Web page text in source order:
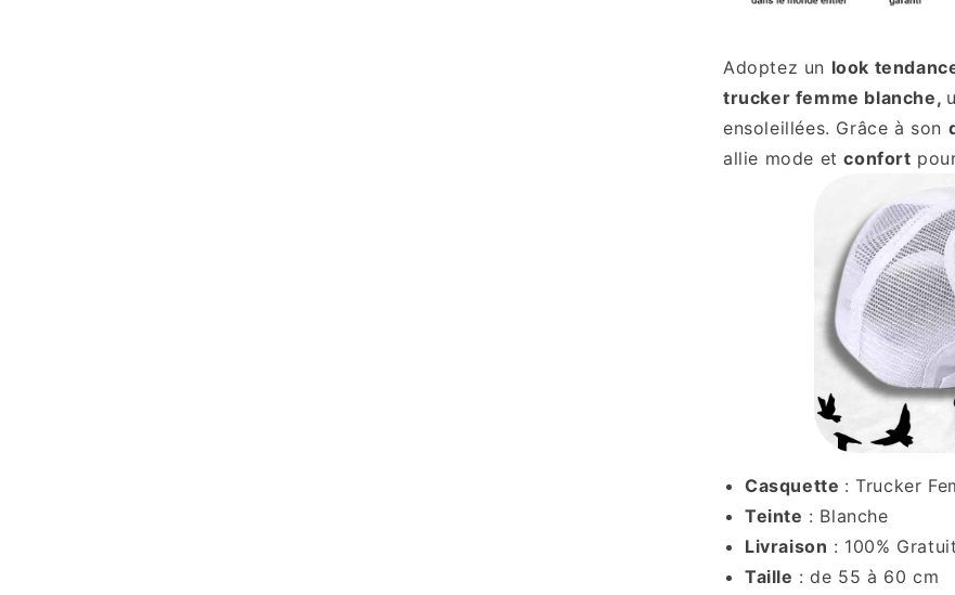
Adoptez un look
trucker femme blanche,
ensoleillées. Grâce à son
allie mode etconfort
Casquette : Trucker
Teinte : Blanche
Livraison : 100%
Taille : de 55 à 60 cm